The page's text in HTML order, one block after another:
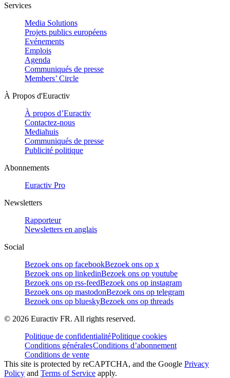
Services
Media Solutions
Projets publics européens
Evénements
Emplois
Agenda
Communiqués de presse
Members’ Circle
À Propos d'Euractiv
À propos d’Euractiv
Contactez-nous
Mediahuis
Communiqués de presse
Publicité politique
Abonnements
Euractiv Pro
Newsletters
Rapporteur
Newsletters en anglais
Social
Bezoek ons op facebookBezoek ons op x
Bezoek ons op linkedinBezoek ons op youtube
Bezoek ons op rss-feedBezoek ons op instagram
Bezoek ons op mastodonBezoek ons op telegram
Bezoek ons op blueskyBezoek ons op threads
© 2026 Euractiv FR. All rights reserved.
Politique de confidentialitéPolitique cookies
Conditions généralesConditions d’abonnement
Conditions de vente
This site is protected by reCAPTCHA, and the Google Privacy
Policy and Terms of Service apply.